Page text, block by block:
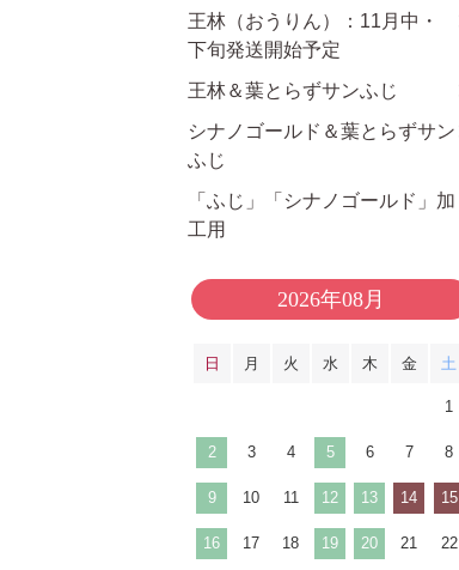
王林（おうりん）：11月中・
下旬発送開始予定
王林＆葉とらずサンふじ
シナノゴールド＆葉とらずサン
ふじ
「ふじ」「シナノゴールド」加
工用
2026年08月
日 月 火 水 木 金 土
1
2 3 4 5 6 7 8
9 10 11 12 13 14 15
16 17 18 19 20 21 22